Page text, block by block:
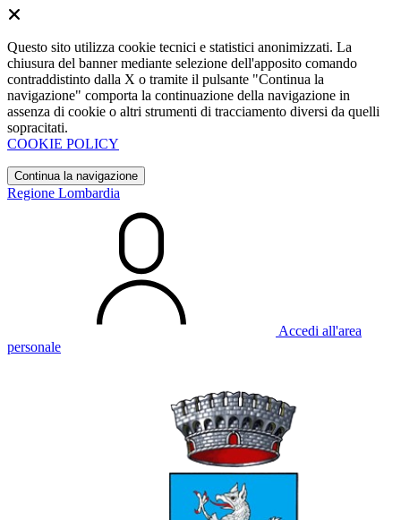
Questo sito utilizza cookie tecnici e statistici anonimizzati. La
chiusura del banner mediante selezione dell'apposito comando
contraddistinto dalla X o tramite il pulsante "Continua la
navigazione" comporta la continuazione della navigazione in
assenza di cookie o altri strumenti di tracciamento diversi da quelli
sopracitati.
COOKIE POLICY
Continua la navigazione
Regione Lombardia
Accedi all'area
personale